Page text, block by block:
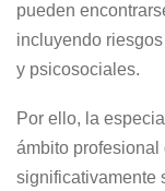
pueden
incluyendo
y psicosociales.
Por ello, la
ámbito profesional
significativamente